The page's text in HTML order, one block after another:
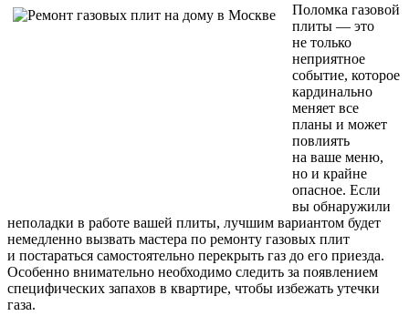
Поломка газовой
плиты — это
не только
неприятное
событие, которое
кардинально
меняет все
планы и может
повлиять
на ваше меню,
но и крайне
опасное. Если
вы обнаружили
неполадки в работе вашей плиты, лучшим вариантом будет
немедленно вызвать мастера по ремонту газовых плит
и постараться самостоятельно перекрыть газ до его приезда.
Особенно внимательно необходимо следить за появлением
специфических запахов в квартире, чтобы избежать утечки
газа.